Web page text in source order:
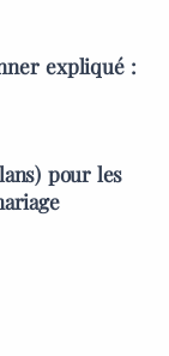
expliqué :
pour les